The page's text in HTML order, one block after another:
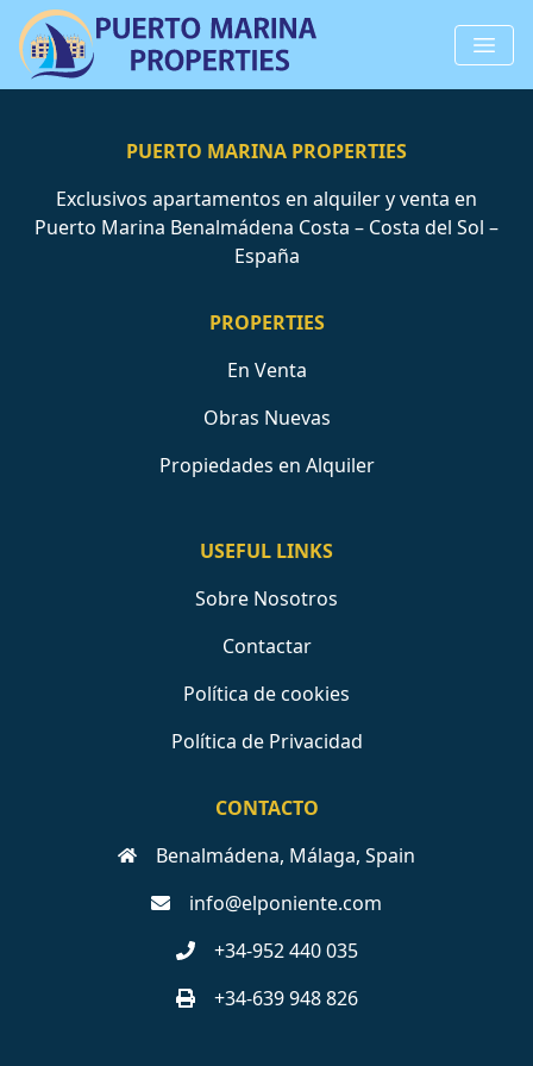
PUERTO MARINA PROPERTIES
Exclusivos apartamentos en alquiler y venta en
Puerto Marina Benalmádena Costa – Costa del Sol –
España
PROPERTIES
En Venta
Obras Nuevas
Propiedades en Alquiler
USEFUL LINKS
Sobre Nosotros
Contactar
Política de cookies
Política de Privacidad
CONTACTO
Benalmádena, Málaga, Spain
info@elponiente.com
+34-952 440 035
+34-639 948 826